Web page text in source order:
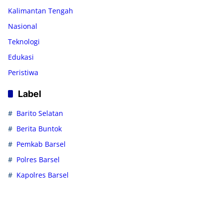
Kalimantan Tengah
Nasional
Teknologi
Edukasi
Peristiwa
Label
Barito Selatan
Berita Buntok
Pemkab Barsel
Polres Barsel
Kapolres Barsel